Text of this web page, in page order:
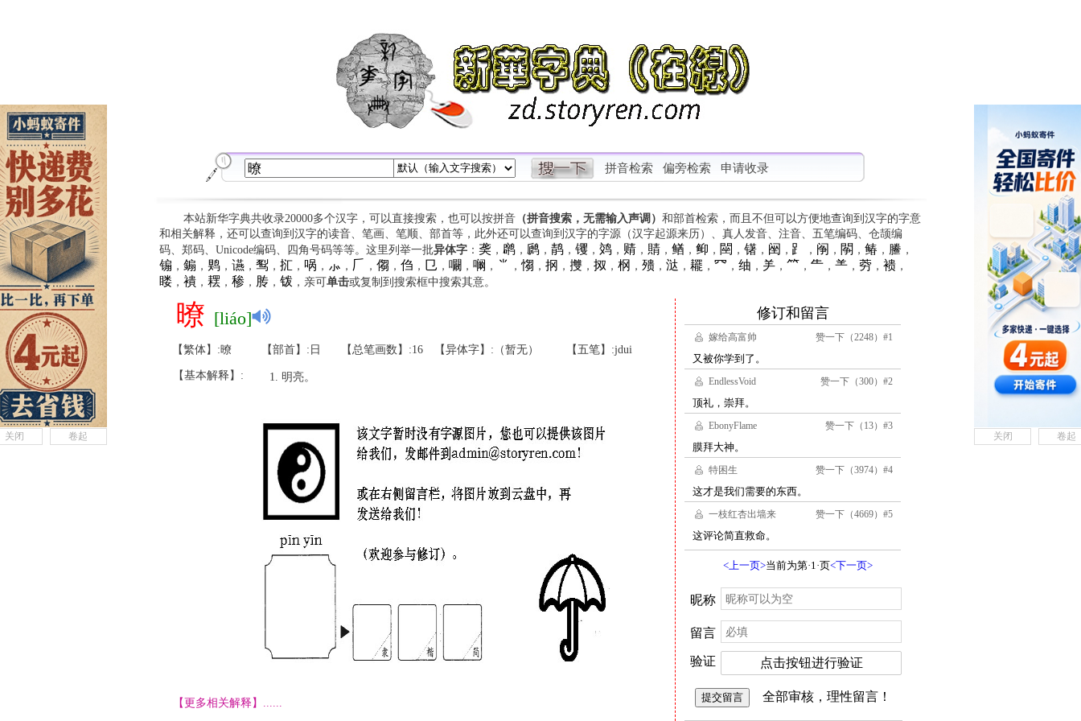
拼音检索 偏旁检索 申请收录
本站新华字典共收录20000多个汉字，可以直接搜索，也可以按拼音（拼音搜索，无需输入声调） 和部首检索，而且不但可以方便地查询到汉字的字意
和相关解释，还可以查询到汉字的读音、笔画、笔顺、部首等，此外还可以查询到汉字的字源（汉字起源来历）、真人发音、注音、五笔编码、仓颉编
码、郑码、Unicode编码、四角号码等等。这里列举一批异体字： 䶮 ， 䴙， 䴘， 䴖， 䦆， 䴔， 䞍， 䝼， 䲡 ， 䲟 ， 䦟 ， 䦃， 䦷 ， ⻊ ， 䦶 ， 䦛 ， 䲠 ， 䲢 ，
䦂 ， 䥇 ， 䴗， 䜩， 䴕， 㧟 ， 㖞 ， ⺗ ， 𠂆 ， 㑳 ， 㑇 ， 㔾 ， 㘚 ， 㘎 ， ⺌ ， 㥮 ， 㧏 ， 㩳， 㧐 ， 㭎 ， 㱮， 㳠 ， 䎱 ， ⺳ ， 䌷 ， ⺶， ⺮ ， ⺧， ⺷， 䓖， 䙌，
䁖， 䙡， 䎬 ， 䅟， 䏝， 䥽，亲可单击或复制到搜索框中搜索其意。
暸 [liáo]
【繁体】:暸 【部首】:日 【总笔画数】:16 【异体字】:（暂无） 【五笔】:jdui
【基本解释】: 明亮。
【更多相关解释】......
关闭 卷起 关闭 卷起